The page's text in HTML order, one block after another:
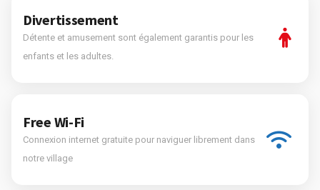
Divertissement
Détente et amusement sont également garantis pour les
enfants et les adultes.
Free Wi-Fi
Connexion internet gratuite pour naviguer librement dans
notre village